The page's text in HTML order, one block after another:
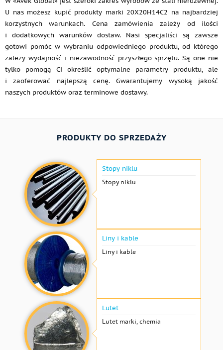
U nas możesz kupić produkty marki 20Х20Н14С2 na najbardziej
korzystnych warunkach. Cena zamówienia zależy od ilości
i dodatkowych warunków dostaw. Nasi specjaliści są zawsze
gotowi pomóc w wybraniu odpowiedniego produktu, od którego
zależy wydajność i niezawodność przyszłego sprzętu. Są one nie
tylko pomogą Ci określić optymalne parametry produktu, ale
i zaoferować najlepszą cenę. Gwarantujemy wysoką jakość
naszych produktów oraz terminowe dostawy.
PRODUKTY DO SPRZEDAŻY
Stopy niklu
Stopy niklu
Liny i kable
Liny i kable
Lutet
Lutet marki, chemia